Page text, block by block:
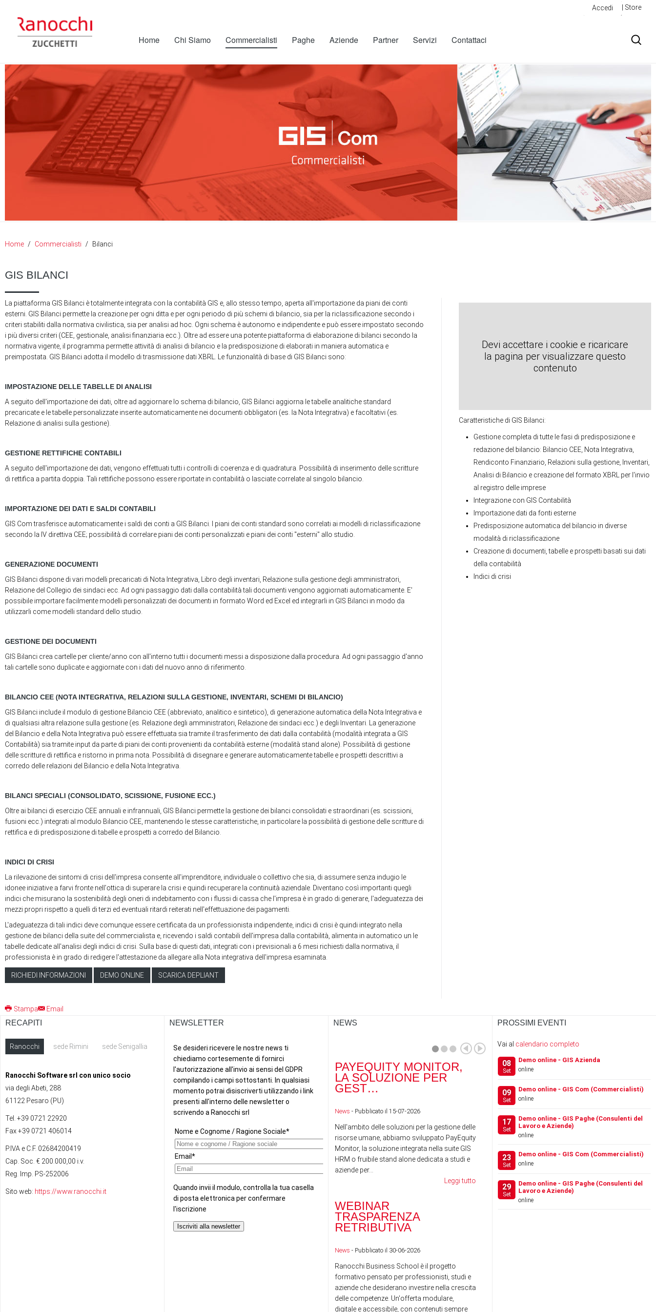
Accedi | Store
Home Chi Siamo Commercialisti Paghe Aziende Partner Servizi Contattaci
Home Commercialisti Bilanci
GIS BILANCI
La piattaforma GIS Bilanci è totalmente integrata con la contabilità GIS e, allo stesso tempo, aperta all'importazione da piani dei conti
esterni. GIS Bilanci permette la creazione per ogni ditta e per ogni periodo di più schemi di bilancio, sia per la riclassificazione secondo i
criteri stabiliti dalla normativa civilistica, sia per analisi ad hoc. Ogni schema è autonomo e indipendente e può essere impostato secondo
i più diversi criteri (CEE, gestionale, analisi finanziaria ecc.). Oltre ad essere una potente piattaforma di elaborazione di bilanci secondo la
normativa vigente, il programma permette attività di analisi di bilancio e la predisposizione di elaborati in maniera automatica e
preimpostata. GIS Bilanci adotta il modello di trasmissione dati XBRL. Le funzionalità di base di GIS Bilanci sono:
IMPOSTAZIONE DELLE TABELLE DI ANALISI
A seguito dell'importazione dei dati, oltre ad aggiornare lo schema di bilancio, GIS Bilanci aggiorna le tabelle analitiche standard
precaricate e le tabelle personalizzate inserite automaticamente nei documenti obbligatori (es. la Nota Integrativa) e facoltativi (es.
Relazione di analisi sulla gestione).
GESTIONE RETTIFICHE CONTABILI
A seguito dell'importazione dei dati, vengono effettuati tutti i controlli di coerenza e di quadratura. Possibilità di inserimento delle scritture
di rettifica a partita doppia. Tali rettifiche possono essere riportate in contabilità o lasciate correlate al singolo bilancio.
IMPORTAZIONE DEI DATI E SALDI CONTABILI
GIS Com trasferisce automaticamente i saldi dei conti a GIS Bilanci. I piani dei conti standard sono correlati ai modelli di riclassificazione
secondo la IV direttiva CEE; possibilità di correlare piani dei conti personalizzati e piani dei conti "esterni" allo studio.
GENERAZIONE DOCUMENTI
GIS Bilanci dispone di vari modelli precaricati di Nota Integrativa, Libro degli inventari, Relazione sulla gestione degli amministratori,
Relazione del Collegio dei sindaci ecc. Ad ogni passaggio dati dalla contabilità tali documenti vengono aggiornati automaticamente. E'
possibile importare facilmente modelli personalizzati dei documenti in formato Word ed Excel ed integrarli in GIS Bilanci in modo da
utilizzarli come modelli standard dello studio.
GESTIONE DEI DOCUMENTI
GIS Bilanci crea cartelle per cliente/anno con all'interno tutti i documenti messi a disposizione dalla procedura. Ad ogni passaggio d'anno
tali cartelle sono duplicate e aggiornate con i dati del nuovo anno di riferimento.
BILANCIO CEE (NOTA INTEGRATIVA, RELAZIONI SULLA GESTIONE, INVENTARI, SCHEMI DI BILANCIO)
GIS Bilanci include il modulo di gestione Bilancio CEE (abbreviato, analitico e sintetico), di generazione automatica della Nota Integrativa e
di qualsiasi altra relazione sulla gestione (es. Relazione degli amministratori, Relazione dei sindaci ecc.) e degli Inventari. La generazione
del Bilancio e della Nota Integrativa può essere effettuata sia tramite il trasferimento dei dati dalla contabilità (modalità integrata a GIS
Contabilità) sia tramite input da parte di piani dei conti provenienti da contabilità esterne (modalità stand alone). Possibilità di gestione
delle scritture di rettifica e ristorno in prima nota. Possibilità di disegnare e generare automaticamente tabelle e prospetti descrittivi a
corredo delle relazioni del Bilancio e della Nota Integrativa.
BILANCI SPECIALI (CONSOLIDATO, SCISSIONE, FUSIONE ECC.)
Oltre ai bilanci di esercizio CEE annuali e infrannuali, GIS Bilanci permette la gestione dei bilanci consolidati e straordinari (es. scissioni,
fusioni ecc.) integrati al modulo Bilancio CEE, mantenendo le stesse caratteristiche, in particolare la possibilità di gestione delle scritture di
rettifica e di predisposizione di tabelle e prospetti a corredo del Bilancio.
INDICI DI CRISI
La rilevazione dei sintomi di crisi dell'impresa consente all'imprenditore, individuale o collettivo che sia, di assumere senza indugio le
idonee iniziative a farvi fronte nell'ottica di superare la crisi e quindi recuperare la continuità aziendale. Diventano così importanti quegli
indici che misurano la sostenibilità degli oneri di indebitamento con i flussi di cassa che l'impresa è in grado di generare, l'adeguatezza dei
mezzi propri rispetto a quelli di terzi ed eventuali ritardi reiterati nell'effettuazione dei pagamenti.
L'adeguatezza di tali indici deve comunque essere certificata da un professionista indipendente, indici di crisi è quindi integrato nella
gestione dei bilanci della suite del commercialista e, ricevendo i saldi contabili dell'impresa dalla contabilità, alimenta in automatico un le
tabelle dedicate all'analisi degli indici di crisi. Sulla base di questi dati, integrati con i previsionali a 6 mesi richiesti dalla normativa, il
professionista è in grado di redigere l'attestazione da allegare alla Nota integrativa dell'impresa esaminata.
RICHIEDI INFORMAZIONI DEMO ONLINE SCARICA DEPLIANT
Devi accettare i cookie e ricaricare
la pagina per visualizzare questo
contenuto
Caratteristiche di GIS Bilanci:
Gestione completa di tutte le fasi di predisposizione e
redazione del bilancio: Bilancio CEE, Nota Integrativa,
Rendiconto Finanziario, Relazioni sulla gestione, Inventari,
Analisi di Bilancio e creazione del formato XBRL per l'invio
al registro delle imprese
Integrazione con GIS Contabilità
Importazione dati da fonti esterne
Predisposizione automatica del bilancio in diverse
modalità di riclassificazione
Creazione di documenti, tabelle e prospetti basati sui dati
della contabilità
Indici di crisi
Stampa Email
RECAPITI
Ranocchi sede Rimini sede Senigallia
Ranocchi Software srl con unico socio
via degli Abeti, 288
61122 Pesaro (PU)
Tel. +39 0721 22920
Fax +39 0721 406014
P.IVA e C.F. 02684200419
Cap. Soc. € 200.000,00 i.v.
Reg. Imp. PS-252006
Sito web: https://www.ranocchi.it
NEWSLETTER NEWS
PAYEQUITY MONITOR,
LA SOLUZIONE PER
GEST…
News - Pubblicato il 15-07-2026
Nell'ambito delle soluzioni per la gestione delle
risorse umane, abbiamo sviluppato PayEquity
Monitor, la soluzione integrata nella suite GIS
HRM o fruibile stand alone dedicata a studi e
aziende per...
Leggi tutto
WEBINAR
TRASPARENZA
RETRIBUTIVA
News - Pubblicato il 30-06-2026
Ranocchi Business School è il progetto
formativo pensato per professionisti, studi e
aziende che desiderano investire nella crescita
delle competenze. Un'offerta modulare,
digitale e accessibile, con contenuti sempre
RANOCCHI SOFTWARE
ACQUISISCE IL 100% DI
FESTIVAL DEL LAVORO
PROSSIMI EVENTI
Vai al calendario completo
08
Set
Demo online - GIS Azienda
online
09
Set
Demo online - GIS Com (Commercialisti)
online
17
Set
Demo online - GIS Paghe (Consulenti del
Lavoro e Aziende)
online
23
Set
Demo online - GIS Com (Commercialisti)
online
29
Set
Demo online - GIS Paghe (Consulenti del
Lavoro e Aziende)
online